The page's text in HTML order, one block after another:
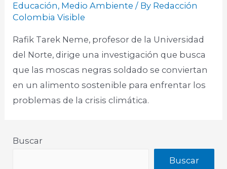
Educación, Medio Ambiente / By Redacción
Colombia Visible
Rafik Tarek Neme, profesor de la Universidad
del Norte, dirige una investigación que busca
que las moscas negras soldado se conviertan
en un alimento sostenible para enfrentar los
problemas de la crisis climática.
Buscar
Buscar